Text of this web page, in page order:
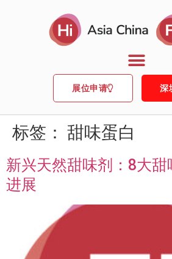
展位申请 深
标签： 甜味蛋白
新兴天然甜味剂：8大
进展